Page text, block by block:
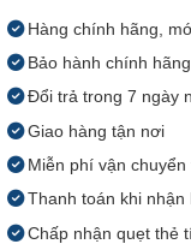
Hàng chính hãng,
Bảo hành chính
Đổi trả trong 7 ngày
Giao hàng tận nơi
Miễn phí vận
Thanh toán khi nhận
Chấp nhận quẹt thẻ